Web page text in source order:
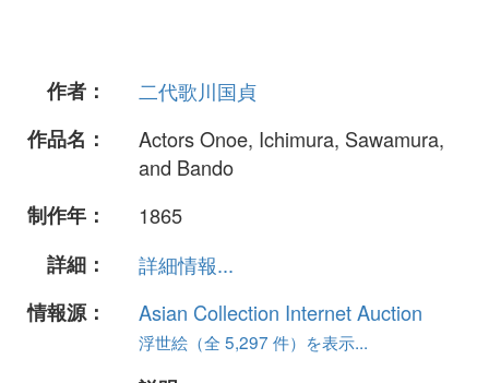
作者：
二代歌川国貞
作品名：
Actors Onoe, Ichimura, Sawamura,
and Bando
制作年：
1865
詳細：
詳細情報...
情報源：
Asian Collection Internet Auction
浮世絵（全 5,297 件）を表示...